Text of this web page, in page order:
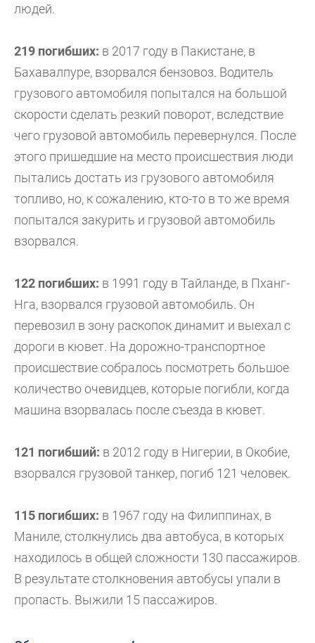
людей.
219 погибших: в 2017 году в Пакистане, в
Бахавалпуре, взорвался бензовоз. Водитель
грузового автомобиля попытался на большой
скорости сделать резкий поворот, вследствие
чего грузовой автомобиль перевернулся. После
этого пришедшие на место происшествия люди
пытались достать из грузового автомобиля
топливо, но, к сожалению, кто-то в то же время
попытался закурить и грузовой автомобиль
взорвался.
122 погибших: в 1991 году в Тайланде, в Пханг-
Нга, взорвался грузовой автомобиль. Он
перевозил в зону раскопок динамит и выехал с
дороги в кювет. На дорожно-транспортное
происшествие собралось посмотреть большое
количество очевидцев, которые погибли, когда
машина взорвалась после съезда в кювет.
121 погибший: в 2012 году в Нигерии, в Окобие,
взорвался грузовой танкер, погиб 121 человек.
115 погибших: в 1967 году на Филиппинах, в
Маниле, столкнулись два автобуса, в которых
находилось в общей сложности 130 пассажиров.
В результате столкновения автобусы упали в
пропасть. Выжили 15 пассажиров.